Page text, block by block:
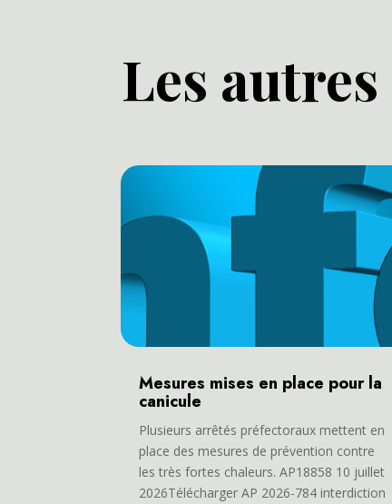
Les
Mesures mises en place pour la
canicule
Plusieurs arrêtés préfectoraux mettent en
place des mesures de prévention contre
les très fortes chaleurs. AP18858 10 juillet
2026Télécharger AP 2026-784 interdiction